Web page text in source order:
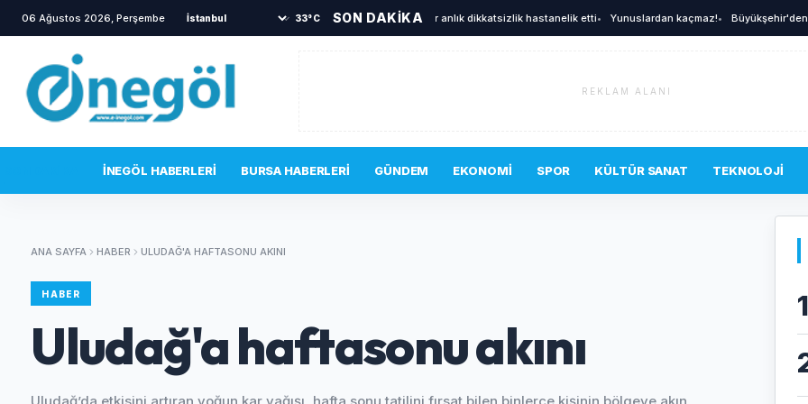
06 Ağustos 2026, Perşembe 33°C SON DAKİKA
• TOKİ sakinlerini korkutan yangın• Bir anlık dikkatsizlik hastanelik etti• Yunuslardan kaçmaz!• Büyükşehir'den
REKLAM ALANI
İNEGÖL HABERLERI BURSA HABERLERI GÜNDEM EKONOMI SPOR KÜLTÜR SANAT TEKNOLOJI
ANA SAYFA HABER ULUDAĞ'A HAFTASONU AKINI
HABER
Uludağ'a haftasonu akını
1